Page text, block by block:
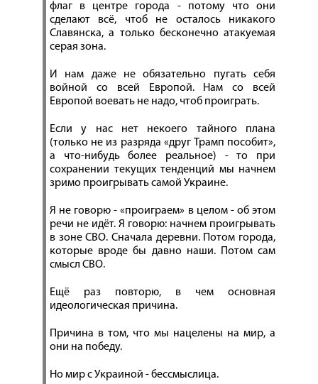
флаг в центре города - потому что они
сделают всё, чтоб не осталось никакого
Славянска, а только бесконечно атакуемая
серая зона.
И нам даже не обязательно пугать себя
войной со всей Европой. Нам со всей
Европой воевать не надо, чтоб проиграть.
Если у нас нет некоего тайного плана
(только не из разряда «друг Трамп пособит»,
а что-нибудь более реальное) - то при
сохранении текущих тенденций мы начнем
зримо проигрывать самой Украине.
Я не говорю - «проиграем» в целом - об этом
речи не идёт. Я говорю: начнем проигрывать
в зоне СВО. Сначала деревни. Потом города,
которые вроде бы давно наши. Потом сам
смысл СВО.
Ещё раз повторю, в чем основная
идеологическая причина.
Причина в том, что мы нацелены на мир, а
они на победу.
Но мир с Украиной - бессмыслица.